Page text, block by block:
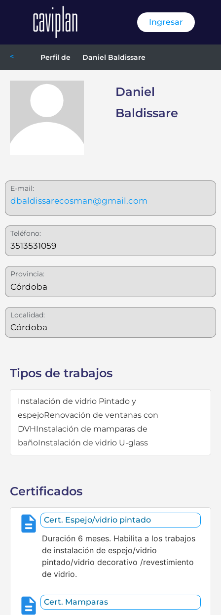
Ingresar
< Perfil de Daniel Baldissare
Daniel
Baldissare
E-mail:
dbaldissarecosman@gmail.com
Teléfono:
3513531059
Provincia:
Córdoba
Localidad:
Córdoba
Tipos de trabajos
Instalación de vidrio Pintado y
espejoRenovación de ventanas con
DVHInstalación de mamparas de
bañoInstalación de vidrio U-glass
Certificados
Cert. Espejo/vidrio pintado
Duración 6 meses. Habilita a los trabajos
de instalación de espejo/vidrio
pintado/vidrio decorativo /revestimiento
de vidrio.
Cert. Mamparas